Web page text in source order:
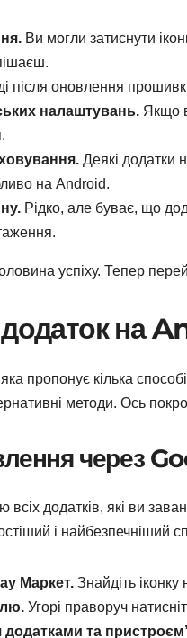
Ви могли затиснути
після оновлення
налаштувань. Якщо
Деякі додатки
на Android.
Рідко, але буває, що
успіху. Тепер
на
пропонує кілька
методи. Ось
через
всіх додатків, які ви
і найбезпечніший
Маркет. Знайдіть
Угорі праворуч
додатками та